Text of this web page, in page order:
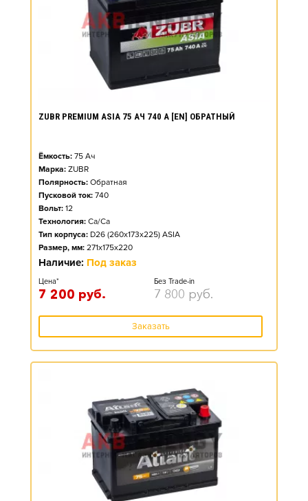
ZUBR PREMIUM ASIA 75 АЧ 740 А [EN] ОБРАТНЫЙ
Ёмкость: 75 Ач
Марка: ZUBR
Полярность: Обратная
Пусковой ток: 740
Вольт: 12
Технология: Ca/Ca
Тип корпуса: D26 (260x173x225) ASIA
Размер, мм: 271x175x220
Наличие: Под заказ
Цена*
7 200 руб.
Без Trade-in
7 800 руб.
Заказать